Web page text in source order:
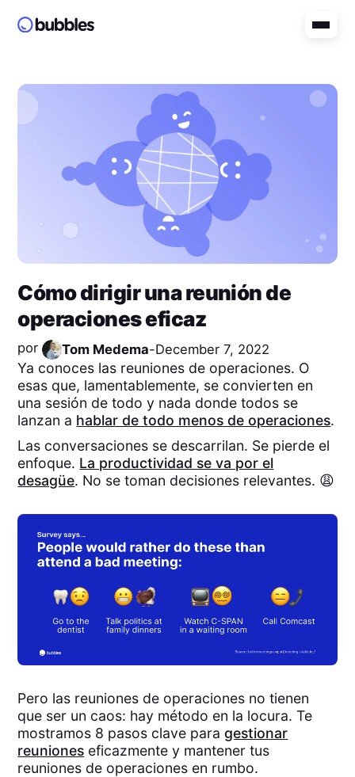
Cómo dirigir una reunión de
operaciones eficaz
por Tom Medema-December 7, 2022
Ya conoces las reuniones de operaciones. O
esas que, lamentablemente, se convierten en
una sesión de todo y nada donde todos se
lanzan a hablar de todo menos de operaciones.
Las conversaciones se descarrilan. Se pierde el
enfoque. La productividad se va por el
desagüe. No se toman decisiones relevantes. 😩
Pero las reuniones de operaciones no tienen
que ser un caos: hay método en la locura. Te
mostramos 8 pasos clave paragestionar
reuniones eficazmente y mantener tus
reuniones de operaciones en rumbo.